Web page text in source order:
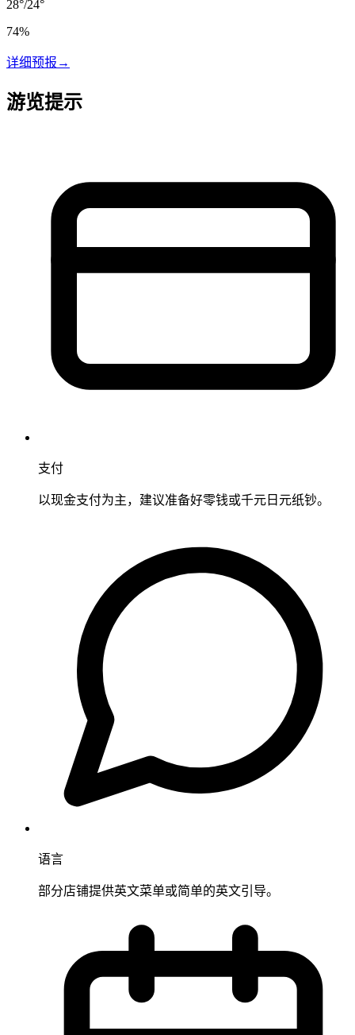
28°/24°
74%
详细预报 →
游览提示
支付
以现金支付为主，建议准备好零钱或千元日元纸钞。
语言
部分店铺提供英文菜单或简单的英文引导。